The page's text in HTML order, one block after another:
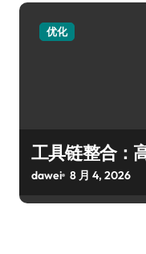
优化
工具链整合：
dawei 8 月 4, 2026